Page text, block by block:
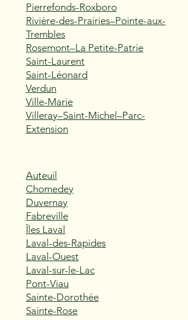
Pierrefonds-Roxboro
Rivière-des-Prairies–Pointe-aux-
Trembles
Rosemont–La Petite-Patrie
Saint-Laurent
Saint-Léonard
Verdun
Ville-Marie
Villeray–Saint-Michel–Parc-
Extension
Auteuil
Chomedey
Duvernay
Fabreville
Îles Laval
Laval-des-Rapides
Laval-Ouest
Laval-sur-le-Lac
Pont-Viau
Sainte-Dorothée
Sainte-Rose